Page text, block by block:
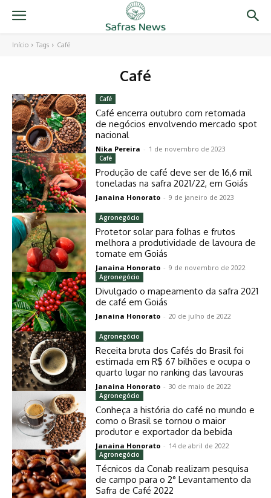
Início Tags Café
Café
Café
Café encerra outubro com retomada
de negócios envolvendo mercado spot
nacional
Nika Pereira - 1 de novembro de 2023
Café
Produção de café deve ser de 16,6 mil
toneladas na safra 2021/22, em Goiás
Janaina Honorato - 9 de janeiro de 2023
Agronegócio
Protetor solar para folhas e frutos
melhora a produtividade de lavoura de
tomate em Goiás
Janaina Honorato - 9 de novembro de 2022
Agronegócio
Divulgado o mapeamento da safra 2021
de café em Goiás
Janaina Honorato - 20 de julho de 2022
Agronegócio
Receita bruta dos Cafés do Brasil foi
estimada em R$ 67 bilhões e ocupa o
quarto lugar no ranking das lavouras
Janaina Honorato - 30 de maio de 2022
Agronegócio
Conheça a história do café no mundo e
como o Brasil se tornou o maior
produtor e exportador da bebida
Janaina Honorato - 14 de abril de 2022
Agronegócio
Técnicos da Conab realizam pesquisa
de campo para o 2° Levantamento da
Safra de Café 2022